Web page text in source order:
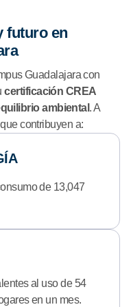
futuro en
Guadalajara con
certificación CREA
ambiental . A
contribuyen a:
de 13,047
al uso de 54
en un mes.